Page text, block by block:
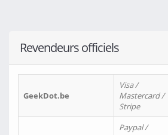
Revendeurs officiels
GeekDot.be
Visa /
Mastercard /
Stripe
Paypal /